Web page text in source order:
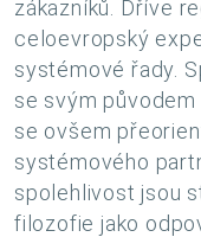
zákazníků. Dříve
celoevropský
systémové řady.
se svým
se ovšem
systémového
spolehlivost jsou
filozofie jako